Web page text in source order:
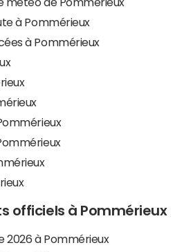
à Pommérieux
à Pommérieux
officiels à Pommérieux
2026 à Pommérieux